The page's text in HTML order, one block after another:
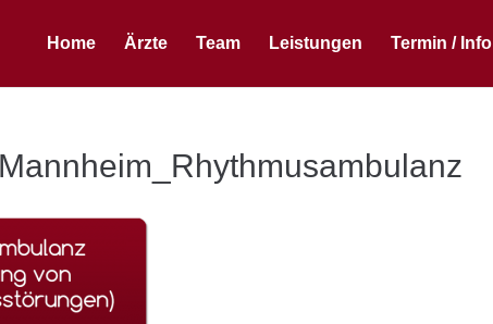
Home Ärzte Team Leistungen Termin / Info